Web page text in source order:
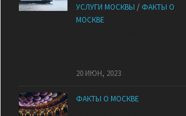
УСЛУГИ МОСКВЫ / ФАКТЫ О
МОСКВЕ
20 ИЮН, 2023
ФАКТЫ О МОСКВЕ